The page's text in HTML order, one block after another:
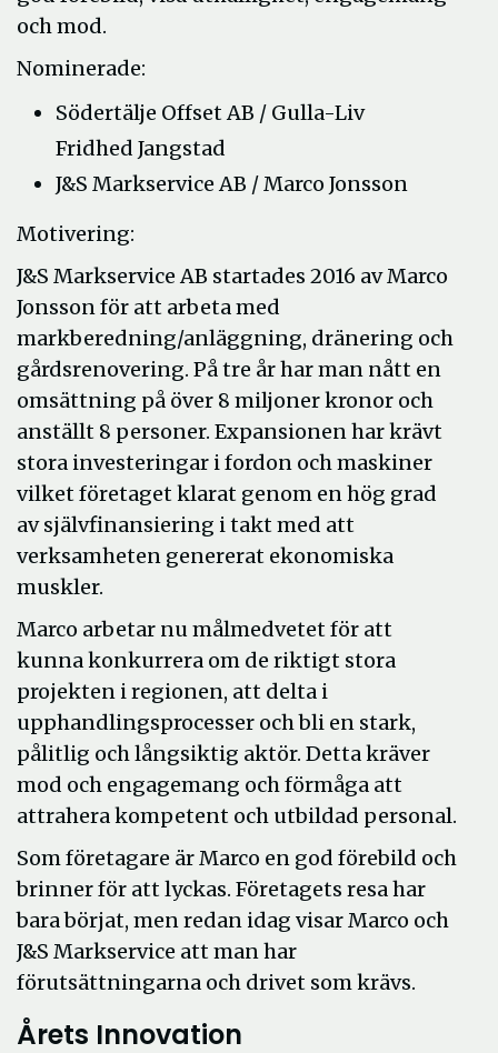
och mod.
Nominerade:
Södertälje Offset AB / Gulla-Liv
Fridhed Jangstad
J&S Markservice AB / Marco Jonsson
Motivering:
J&S Markservice AB startades 2016 av Marco
Jonsson för att arbeta med
markberedning/anläggning, dränering och
gårdsrenovering. På tre år har man nått en
omsättning på över 8 miljoner kronor och
anställt 8 personer. Expansionen har krävt
stora investeringar i fordon och maskiner
vilket företaget klarat genom en hög grad
av självfinansiering i takt med att
verksamheten genererat ekonomiska
muskler.
Marco arbetar nu målmedvetet för att
kunna konkurrera om de riktigt stora
projekten i regionen, att delta i
upphandlingsprocesser och bli en stark,
pålitlig och långsiktig aktör. Detta kräver
mod och engagemang och förmåga att
attrahera kompetent och utbildad personal.
Som företagare är Marco en god förebild och
brinner för att lyckas. Företagets resa har
bara börjat, men redan idag visar Marco och
J&S Markservice att man har
förutsättningarna och drivet som krävs.
Årets Innovation